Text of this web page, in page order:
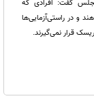
گفت: افرادی که
و در راستی‌آزمایی‌ها
قرار نمی‌گیرند.